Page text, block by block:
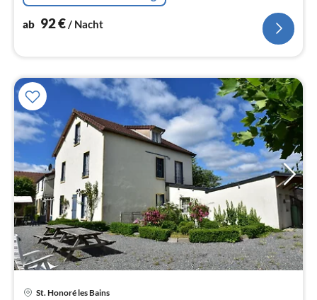
ab 92€/ Nacht
St. Honoré les Bains